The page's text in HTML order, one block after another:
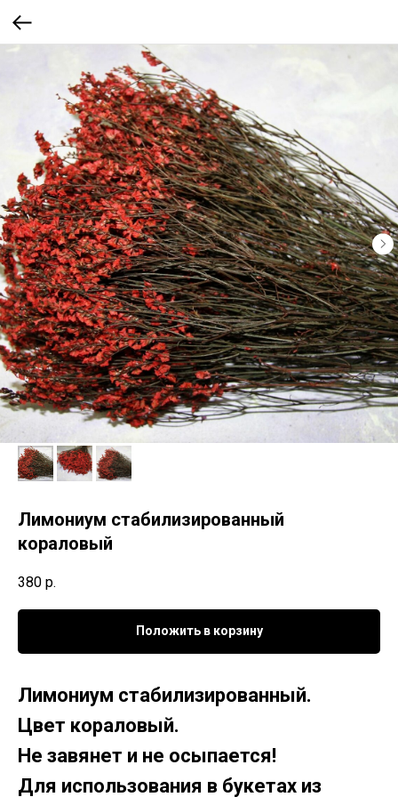
Лимониум стабилизированный
кораловый
380 р.
Положить в корзину
Лимониум стабилизированный.
Цвет кораловый.
Не завянет и не осыпается!
Для использования в букетах из